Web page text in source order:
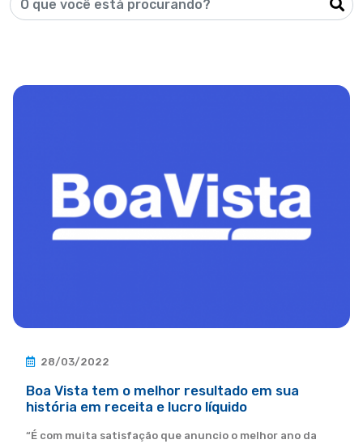
28/03/2022
Boa Vista tem o melhor resultado em sua
história em receita e lucro líquido
“É com muita satisfação que anuncio o melhor ano da